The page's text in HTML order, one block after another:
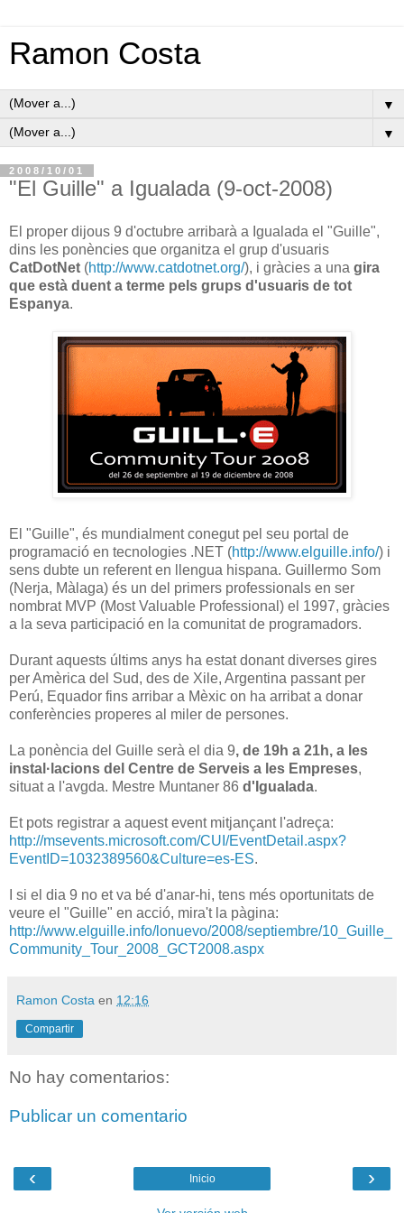
Ramon Costa
▼
▼
2008/10/01
"El Guille" a Igualada (9-oct-2008)
El proper dijous 9 d'octubre arribarà a Igualada el "Guille",
dins les ponències que organitza el grup d'usuaris
CatDotNet (http://www.catdotnet.org/), i gràcies a una gira
que està duent a terme pels grups d'usuaris de tot
Espanya.
El "Guille", és mundialment conegut pel seu portal de
programació en tecnologies .NET (http://www.elguille.info/) i
sens dubte un referent en llengua hispana. Guillermo Som
(Nerja, Màlaga) és un del primers professionals en ser
nombrat MVP (Most Valuable Professional) el 1997, gràcies
a la seva participació en la comunitat de programadors.
Durant aquests últims anys ha estat donant diverses gires
per Amèrica del Sud, des de Xile, Argentina passant per
Perú, Equador fins arribar a Mèxic on ha arribat a donar
conferències properes al miler de persones.
La ponència del Guille serà el dia 9, de 19h a 21h, a les
instal·lacions del Centre de Serveis a les Empreses,
situat a l'avgda. Mestre Muntaner 86 d'Igualada.
Et pots registrar a aquest event mitjançant l'adreça:
http://msevents.microsoft.com/CUI/EventDetail.aspx?
EventID=1032389560&Culture=es-ES.
I si el dia 9 no et va bé d'anar-hi, tens més oportunitats de
veure el "Guille" en acció, mira't la pàgina:
http://www.elguille.info/lonuevo/2008/septiembre/10_Guille_
Community_Tour_2008_GCT2008.aspx
Ramon Costa en 12:16
Compartir
No hay comentarios:
Publicar un comentario
‹ ›
Inicio